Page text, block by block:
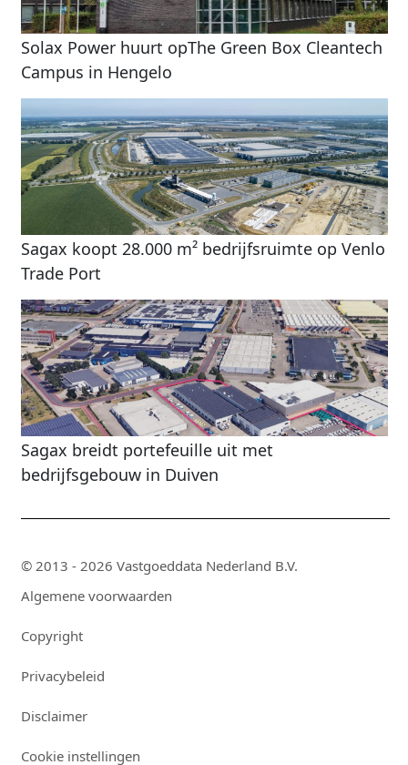
Solax Power huurt opThe Green Box Cleantech
Campus in Hengelo
Sagax koopt 28.000 m² bedrijfsruimte op Venlo
Trade Port
Sagax breidt portefeuille uit met
bedrijfsgebouw in Duiven
© 2013 - 2026 Vastgoeddata Nederland B.V.
Algemene voorwaarden
Copyright
Privacybeleid
Disclaimer
Cookie instellingen